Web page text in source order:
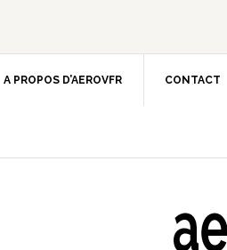
A PROPOS D’AEROVFR CONTACT